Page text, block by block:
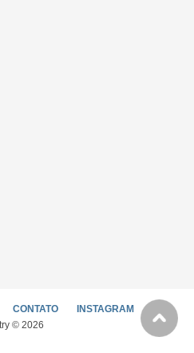
CONTATO
INSTAGRAM
© 2026